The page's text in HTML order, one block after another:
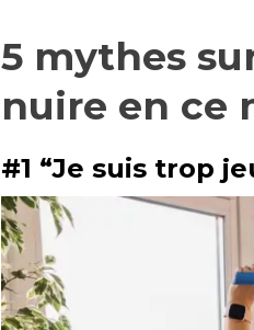
5 mythes
nuire en ce
#1 “Je suis trop